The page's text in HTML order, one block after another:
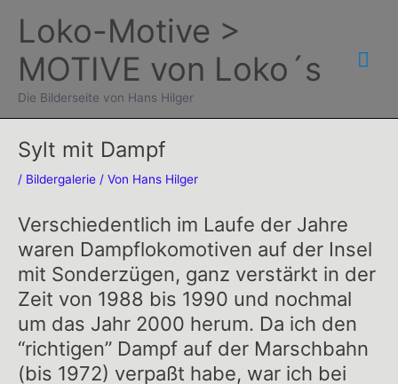
springen
Loko-Motive >
MOTIVE von Loko´s
Die Bilderseite von Hans Hilger
Sylt mit Dampf
/ Bildergalerie / Von Hans Hilger
Verschiedentlich im Laufe der Jahre
waren Dampflokomotiven auf der Insel
mit Sonderzügen, ganz verstärkt in der
Zeit von 1988 bis 1990 und nochmal
um das Jahr 2000 herum. Da ich den
“richtigen” Dampf auf der Marschbahn
(bis 1972) verpaßt habe, war ich bei